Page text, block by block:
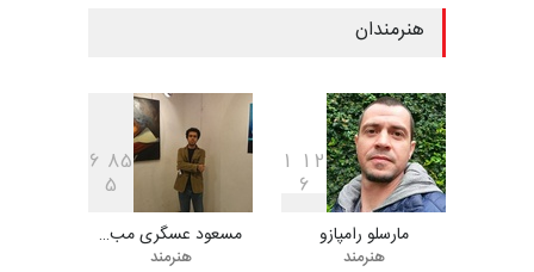
ششمین جشنوارۀ بین‌المللی
کارتون «لبخند دریا»…
دومین جشنواره بین‌المللی طنز
هنرمندان
1 1 2
6
مارسلو رامپازو
هنرمند
6 85
5
مسعود عسگری مب…
هنرمند